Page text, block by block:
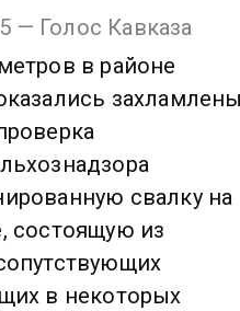
— Голос Кавказа
в районе
свалку на
состоящую из
в некоторых